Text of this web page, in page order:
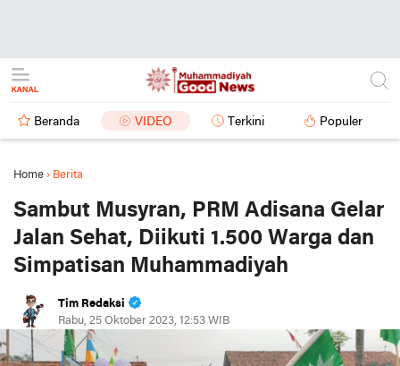
Beranda VIDEO Terkini Populer
Home › Berita
Sambut Musyran, PRM Adisana Gelar
Jalan Sehat, Diikuti 1.500 Warga dan
Simpatisan Muhammadiyah
Tim Redaksi
Rabu, 25 Oktober 2023, 12:53 WIB